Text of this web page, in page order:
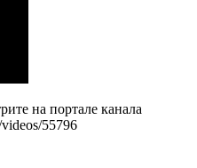
на портале канала
55796